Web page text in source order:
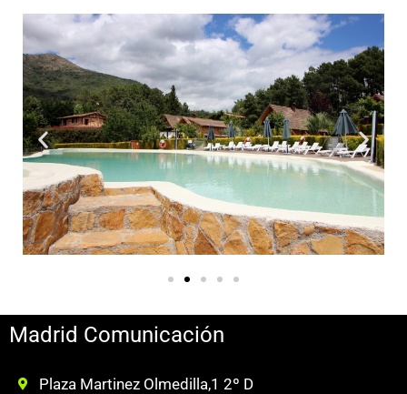
Madrid Comunicación
Plaza Martinez Olmedilla,1 2º D